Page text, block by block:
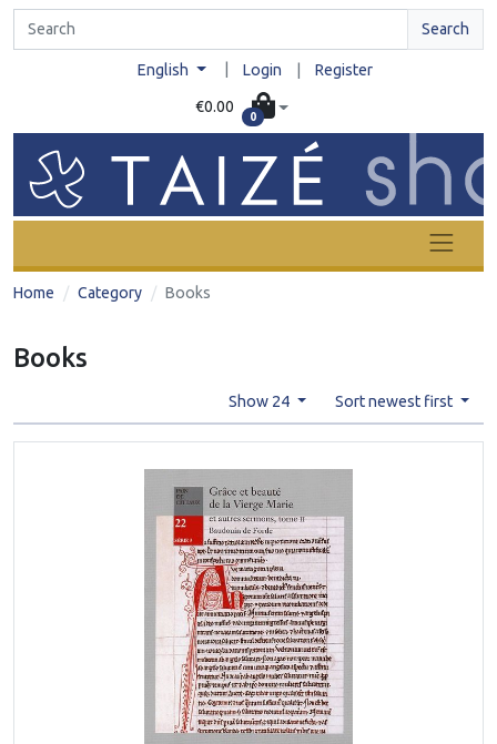
Search
English Login Register
€0.00
0
Home Category Books
Books
Show 24 Sort newest first